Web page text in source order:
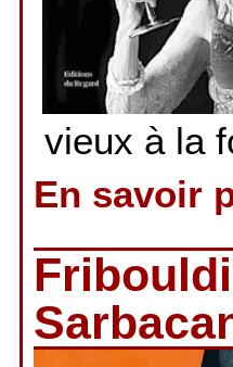
vieux à la
En savoir